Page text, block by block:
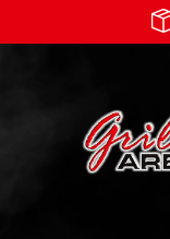
Zum Hauptinhalt